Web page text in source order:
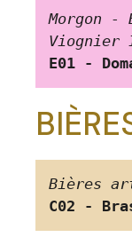
Morgon
Viognier
E01 -
Bières
C02 -